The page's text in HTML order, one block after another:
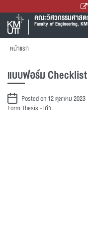
คณะวิศวกรรมศาส
Faculty of Engineering,
หน้าแรก
แบบฟอร์ม
Posted on 12 ตุลาคม 2023
Form Thesis - เก่า